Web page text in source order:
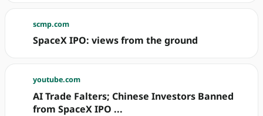
scmp.com
SpaceX IPO: views from the ground
youtube.com
AI Trade Falters; Chinese Investors Banned
from SpaceX IPO ...